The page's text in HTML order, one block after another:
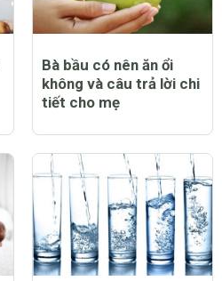
Bà bầu có nên ăn ổi
không và câu trả lời chi
tiết cho mẹ